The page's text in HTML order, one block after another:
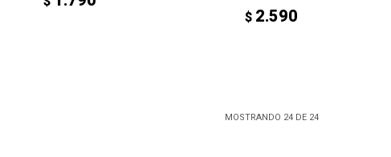
$ 2.590
MOSTRANDO 24DE 24